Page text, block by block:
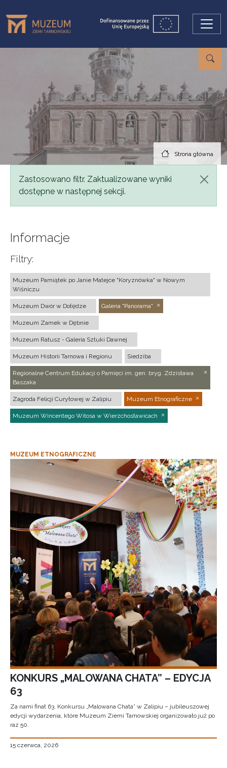
Strona główna
Komunikat
Zastosowano filtr. Zaktualizowane wyniki
dostępne w następnej sekcji.
Informacje
Filtry:
Muzeum Pamiątek po Janie Matejce "Koryznówka" w Nowym
Wiśniczu
Muzeum Dwór w Dołędze Galeria "Panorama"
Muzeum Zamek w Dębnie
Muzeum Ratusz - Galeria Sztuki Dawnej
Muzeum Historii Tarnowa i Regionu Siedziba
Regionalne Centrum Edukacji o Pamięci im. gen. bryg. Zdzisława
Baszaka
Zagroda Felicji Curyłowej w Zalipiu Muzeum Etnograficzne
Muzeum Wincentego Witosa w Wierzchosławicach
MUZEUM ETNOGRAFICZNE
KONKURS „MALOWANA CHATA” – EDYCJA
63
Za nami finał 63. Konkursu „Malowana Chata” w Zalipiu – jubileuszowej
edycji wydarzenia, które Muzeum Ziemi Tarnowskiej organizowało już po
raz 50.
15 czerwca, 2026